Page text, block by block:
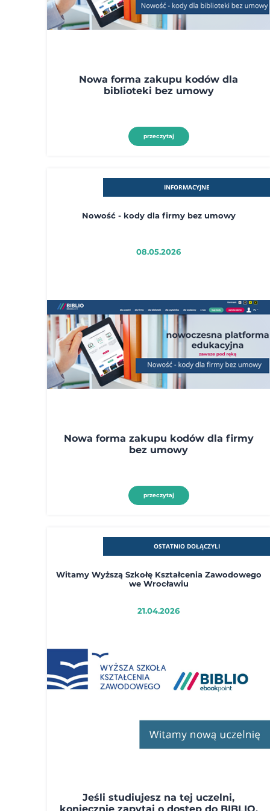
Nowa forma zakupu kodów dla
biblioteki bez umowy
przeczytaj
INFORMACYJNE
Nowość - kody dla firmy bez umowy
08.05.2026
Nowa forma zakupu kodów dla firmy
bez umowy
przeczytaj
OSTATNIO DOŁĄCZYLI
Witamy Wyższą Szkołę Kształcenia Zawodowego
we Wrocławiu
21.04.2026
Jeśli studiujesz na tej uczelni,
koniecznie zapytaj o dostęp do BIBLIO.